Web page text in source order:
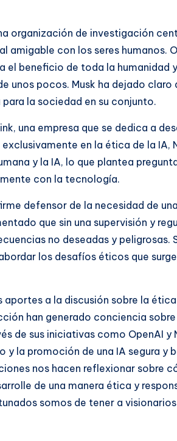
organización de investigación
con los seres humanos.
el beneficio de toda la humanidad
unos pocos. Musk ha dejado claro
la sociedad en su conjunto.
una empresa que se dedica a
en la ética de la IA,
y la IA, lo que plantea
con la tecnología.
defensor de la necesidad de
que sin una supervisión y
no deseadas y peligrosas.
los desafíos éticos que
aportes a la discusión sobre la
han generado conciencia
de sus iniciativas como OpenAI y
la promoción de una IA segura y
nos hacen reflexionar sobre
de una manera ética y
somos de tener a